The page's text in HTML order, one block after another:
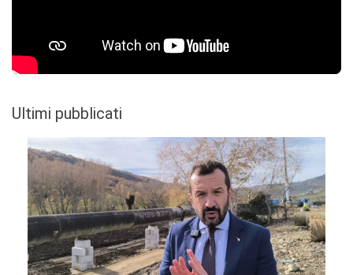
Ultimi pubblicati